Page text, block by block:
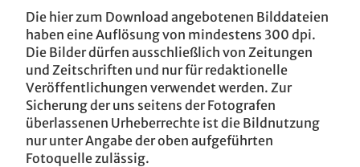
Die hier zum Download angebotenen Bilddateien
haben eine Auflösung von mindestens 300 dpi.
Die Bilder dürfen ausschließlich von Zeitungen
und Zeitschriften und nur für redaktionelle
Veröffentlichungen verwendet werden. Zur
Sicherung der uns seitens der Fotografen
überlassenen Urheberrechte ist die Bildnutzung
nur unter Angabe der oben aufgeführten
Fotoquelle zulässig.